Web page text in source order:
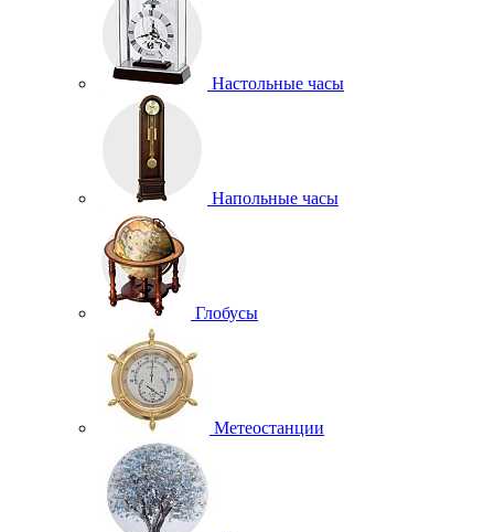
Настольные часы
Напольные часы
Глобусы
Метеостанции